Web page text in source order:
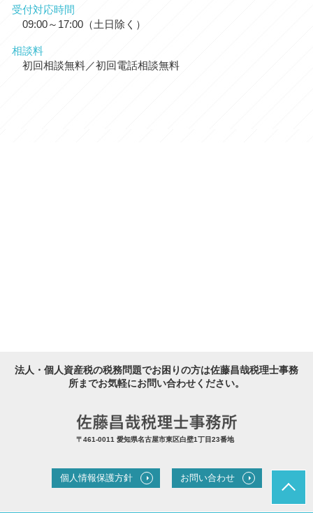
受付対応時間
09:00～17:00（土日除く）
相談料
初回相談無料／初回電話相談無料
法人・個人資産税の税務問題でお困りの方は佐藤昌哉税理士事務
所までお気軽にお問い合わせください。
〒461-0011 愛知県名古屋市東区白壁1丁目23番地
個人情報保護方針 お問い合わせ